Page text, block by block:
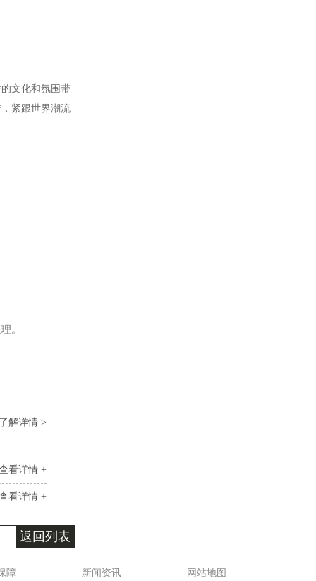
文化和氛围带
，紧跟世界潮流
。
了解详情 >
看详情 +
看详情 +
返回列表
障 新闻资讯 网站地图